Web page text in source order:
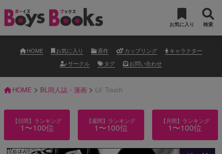
お気に入り 検索
HOME お気に入り 原作 カップリング
キャラクター
サークル
タグ お問い合わせ
HOME > BL同人誌・漫画 > Lil’ Touch
【日間】ランキング
1〜100位
【週間】ランキング
1〜100位
【月間】ランキング
1〜100位